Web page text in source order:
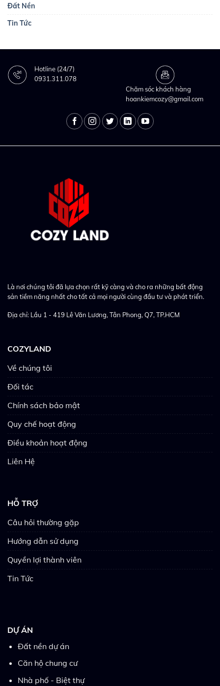
Đất Nền
Tin Tức
Hotline (24/7)
0931.311.078
Chăm sóc khách hàng
hoankiemcozy@gmail.com
Là nơi chúng tôi đã lựa chọn rất kỹ càng và cho ra những bất động
sản tiềm năng nhất cho tất cả mọi người cùng đầu tư và phát triển.
Địa chỉ: Lầu 1 - 419 Lê Văn Lương, Tân Phong, Q7, TP.HCM
COZYLAND
Về chúng tôi
Đối tác
Chính sách bảo mật
Quy chế hoạt động
Điều khoản hoạt động
Liên Hệ
HỖ TRỢ
Câu hỏi thường gặp
Hướng dẫn sử dụng
Quyền lợi thành viên
Tin Tức
DỰ ÁN
Đất nền dự án
Căn hộ chung cư
Nhà phố - Biệt thự